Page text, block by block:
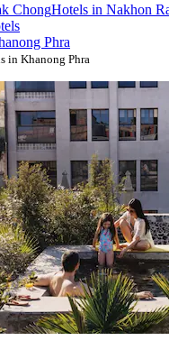
ChongHotels in Nakhon
Phra
in Khanong Phra